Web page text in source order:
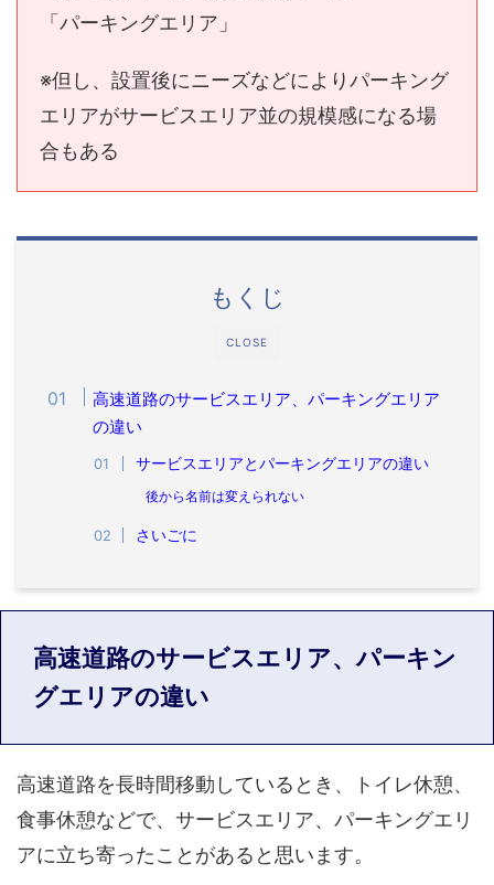
「パーキングエリア」
※但し、設置後にニーズなどによりパーキング
エリアがサービスエリア並の規模感になる場
合もある
CLOSE
もくじ
高速道路のサービスエリア、パーキングエリア
の違い
サービスエリアとパーキングエリアの違い
後から名前は変えられない
さいごに
高速道路のサービスエリア、パーキン
グエリアの違い
高速道路を長時間移動しているとき、トイレ休憩、
食事休憩などで、サービスエリア、パーキングエリ
アに立ち寄ったことがあると思います。